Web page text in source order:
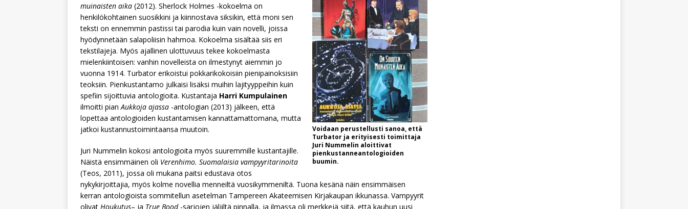
Voidaan perustellusti sanoa, että
Turbator ja erityisesti toimittaja
Juri Nummelin aloittivat
pienkustanneantologioiden
buumin.
muinaisten aika (2012). Sherlock Holmes -kokoelma on
henkilökohtainen suosikkini ja kiinnostava siksikin, että moni sen
teksti on ennemmin pastissi tai parodia kuin vain novelli, joissa
hyödynnetään salapoliisin hahmoa. Kokoelma sisältää siis eri
tekstilajeja. Myös ajallinen ulottuvuus tekee kokoelmasta
mielenkiintoisen: vanhin novelleista on ilmestynyt aiemmin jo
vuonna 1914. Turbator erikoistui pokkarikokoisiin pienipainoksisiin
teoksiin. Pienkustantamo julkaisi lisäksi muihin lajityyppeihin kuin
spefiin sijoittuvia antologioita. Kustantaja Harri Kumpulainen
ilmoitti pianAukkoja ajassa -antologian (2013) jälkeen, että
lopettaa antologioiden kustantamisen kannattamattomana, mutta
jatkoi kustannustoimintaansa muutoin.
Juri Nummelin kokosi antologioita myös suuremmille kustantajille.
Näistä ensimmäinen oli Verenhimo. Suomalaisia vampyyritarinoita
(Teos, 2011), jossa oli mukana paitsi edustava otos
nykykirjoittajia, myös kolme novellia menneiltä vuosikymmeniltä. Tuona kesänä näin ensimmäisen
kerran antologioista sommitellun asetelman Tampereen Akateemisen Kirjakaupan ikkunassa. Vampyyrit
olivat Houkutus– ja True Bood-sarjojen jäljiltä pinnalla, ja ilmassa oli merkkejä siitä, että kauhun uusi